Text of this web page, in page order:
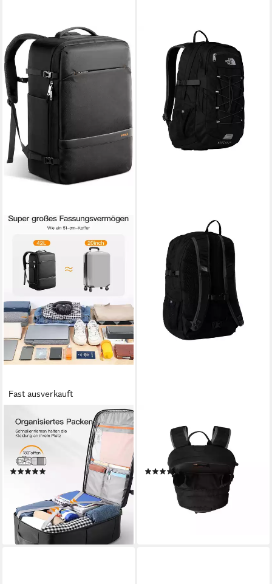
Fast ausverkauft
INATECK
Reiserucksack 42L Laptop
Rucksack Herren Damen
Groß Handgepäck
119,99 €
lieferbar - in 4-5 Werktagen bei dir
Sportrucksack BOREALIS
CLASSIC, mit 29 Liter
Volumen, aus Nylon
(2)
100,99 € UVP 125,00 €
lieferbar - in 1-2 Werktagen bei dir